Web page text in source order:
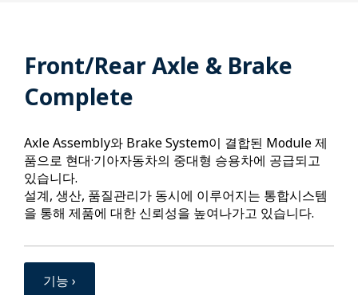
Front/Rear Axle & Brake
Complete
Axle Assembly와 Brake System이 결합된 Module 제
품으로 현대·기아자동차의 중대형 승용차에 공급되고
있습니다.
설계, 생산, 품질관리가 동시에 이루어지는 통합시스템
을 통해 제품에 대한 신뢰성을 높여나가고 있습니다.
기능 ›